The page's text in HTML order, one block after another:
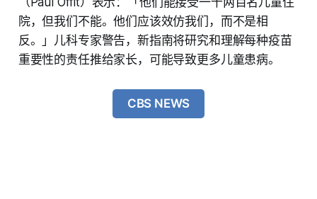
院，但我们不能。他们应该效仿我们，而不是相
反。」儿科专家警告，新指南将研究和理解每种疫苗
重要性的责任推给家长，可能导致更多儿童患病。
CBS NEWS